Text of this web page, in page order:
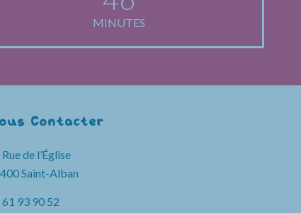
MINUTES
Contacter
de l’Église
Saint-Alban
93 90 52